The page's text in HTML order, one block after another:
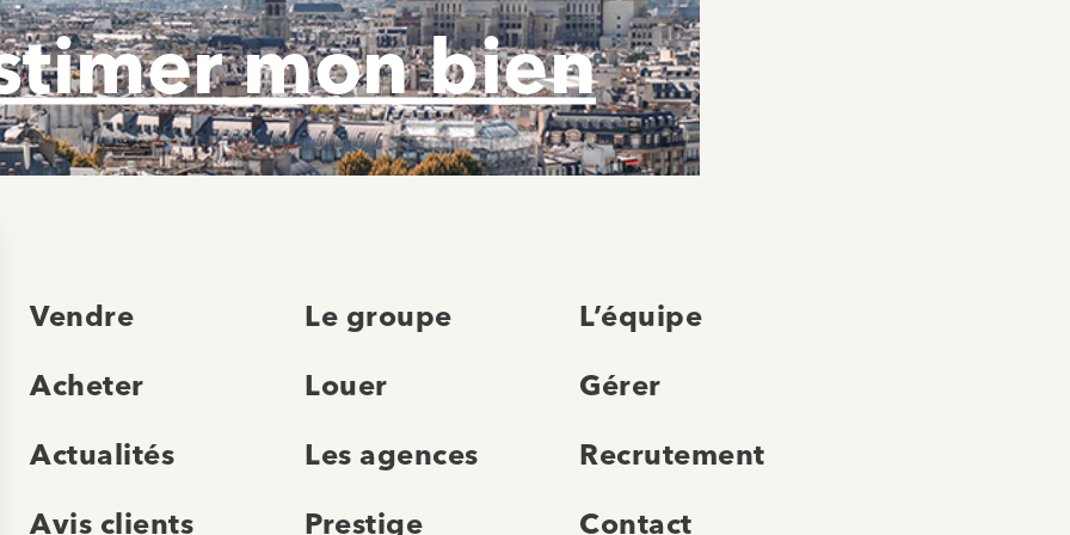
mon bien
Vendre Le groupe L’équipe
Acheter Louer Gérer
Actualités Les agences Recrutement
Avis clients Prestige Contact